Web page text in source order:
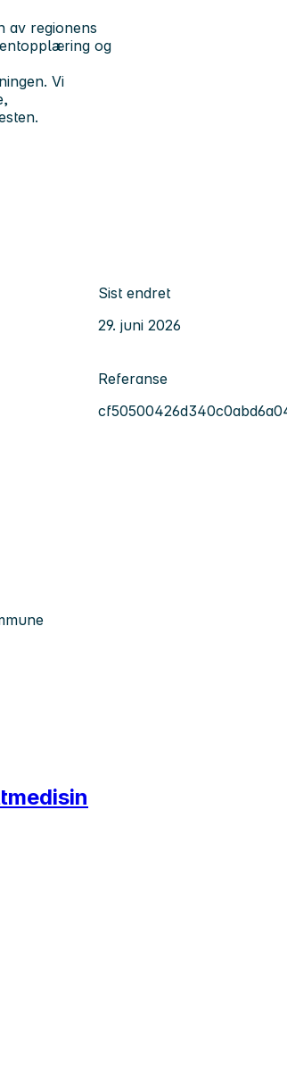
av regionens
og
Vi
Sist endret
29. juni 2026
Referanse